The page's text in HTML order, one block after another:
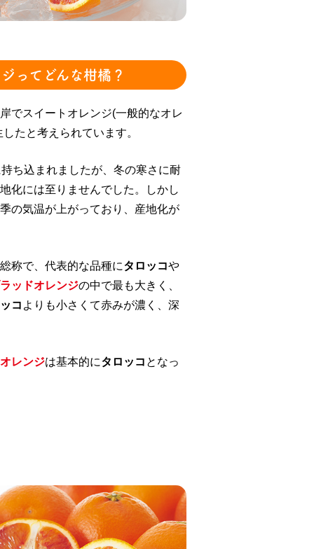
ってどんな柑橘？
でスイートオレンジ(一般的なオレ
たと考えられています。
ち込まれましたが、冬の寒さに耐
化には至りませんでした。しかし
の気温が上がっており、産地化が
称で、代表的な品種にタロッコや
ッドオレンジの中で最も大きく、
コ よりも小さくて赤みが濃く、深
レンジは基本的にタロッコ となっ